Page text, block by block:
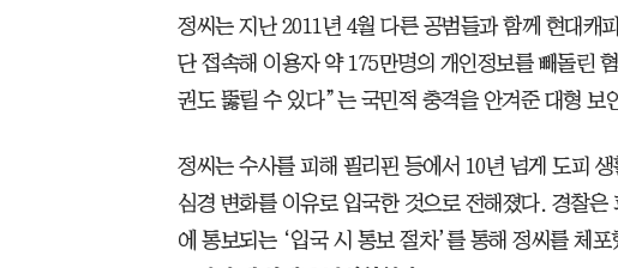
정씨는 지난 2011년 4월 다른 공범들과 함께 현대캐
단 접속해 이용자 약 175만명의 개인정보를 빼돌린
권도 뚫릴 수 있다”는 국민적 충격을 안겨준 대형 보
정씨는 수사를 피해 필리핀 등에서 10년 넘게 도피
심경 변화를 이유로 입국한 것으로 전해졌다. 경찰은
에 통보되는 ‘입국 시 통보 절차’를 통해 정씨를 체